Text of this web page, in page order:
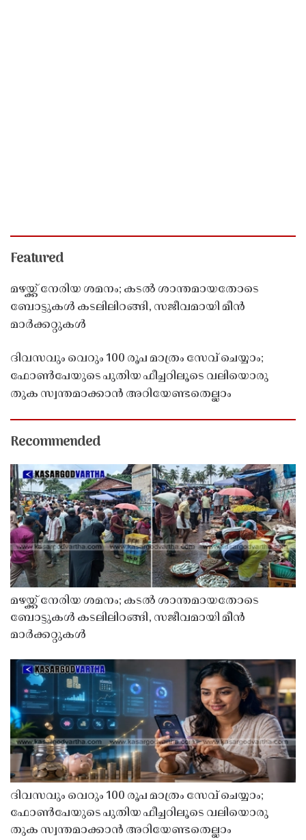
Featured
മഴയ്ക്ക് നേരിയ ശമനം; കടൽ ശാന്തമായതോടെ
ബോട്ടുകൾ കടലിലിറങ്ങി, സജീവമായി മീൻ
മാർക്കറ്റുകൾ
ദിവസവും വെറും 100 രൂപ മാത്രം സേവ് ചെയ്യാം;
ഫോൺപേയുടെ പുതിയ ഫീച്ചറിലൂടെ വലിയൊരു
തുക സ്വന്തമാക്കാൻ അറിയേണ്ടതെല്ലാം
Recommended
മഴയ്ക്ക് നേരിയ ശമനം; കടൽ ശാന്തമായതോടെ
ബോട്ടുകൾ കടലിലിറങ്ങി, സജീവമായി മീൻ
മാർക്കറ്റുകൾ
ദിവസവും വെറും 100 രൂപ മാത്രം സേവ് ചെയ്യാം;
ഫോൺപേയുടെ പുതിയ ഫീച്ചറിലൂടെ വലിയൊരു
തുക സ്വന്തമാക്കാൻ അറിയേണ്ടതെല്ലാം